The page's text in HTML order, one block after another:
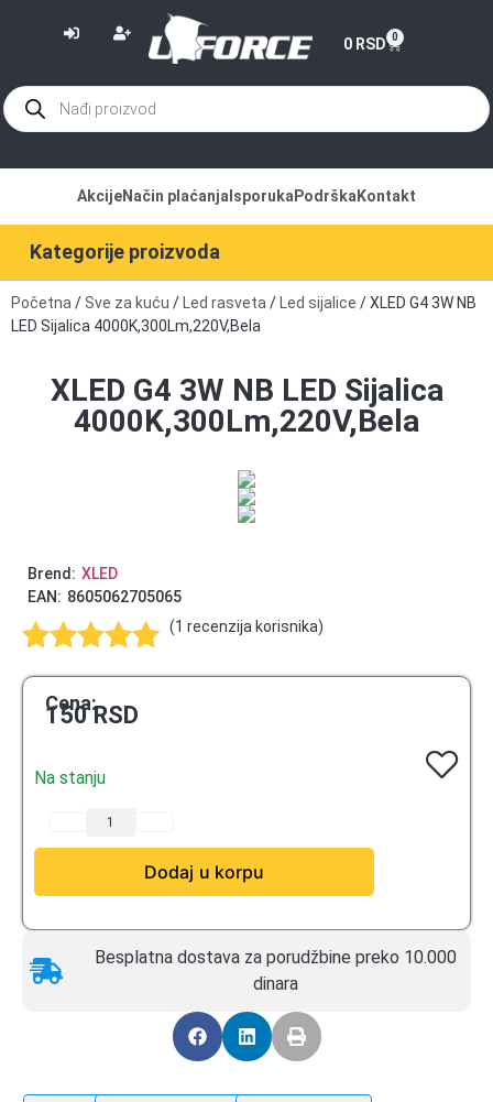
0 RSD 0
Kategorije proizvoda
AkcijeNačin plaćanja Isporuka Podrška Kontakt
Početna / Sve za kuću / Led rasveta / Led sijalice / XLED G4 3W NB
LED Sijalica 4000K,300Lm,220V,Bela
XLED G4 3W NB LED Sijalica
4000K,300Lm,220V,Bela
Brend: XLED
EAN: 8605062705065
Ocenjeno
5.00od 5
na osnovu
1
(1 recenzija korisnika)
Cena:
150RSD
Na stanju
Dodaj u korpu
Besplatna dostava za porudžbine preko 10.000
dinara